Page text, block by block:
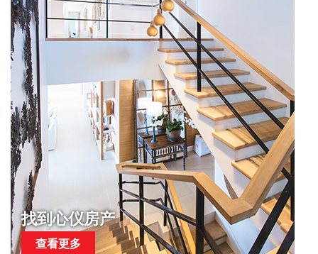
找到心仪房产
查看更多